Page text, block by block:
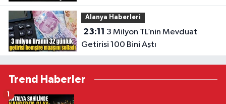
Alanya Haberleri
23:11
Getirisi 100 Bini Aştı
Trend Haberler
1